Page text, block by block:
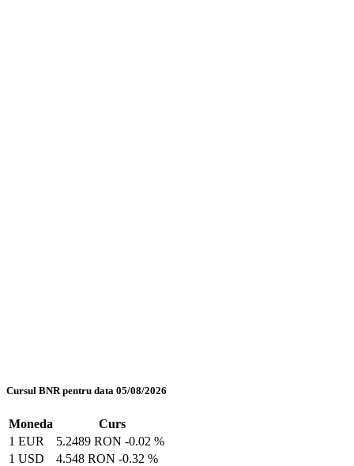
Cursul BNR pentru data 05/08/2026
Moneda
Curs
1 EUR
5.2489 RON -0.02 %
1 USD
4.548 RON -0.32 %